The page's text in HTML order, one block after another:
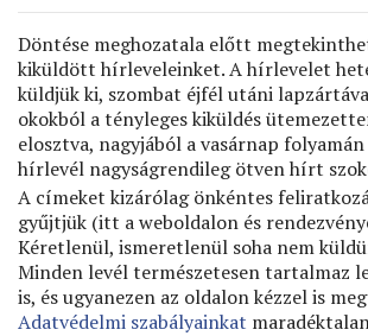
Döntése meghozatala előtt
kiküldött hírleveleinket. A hírlevelet
küldjük ki, szombat éjfél utáni
okokból a tényleges kiküldés
elosztva, nagyjából a vasárnap
hírlevél nagyságrendileg ötven hírt
A címeket kizárólag önkéntes
gyűjtjük (itt a weboldalon és
Kéretlenül, ismeretlenül soha nem
Minden levél természetesen tartalmaz
is, és ugyanezen az oldalon kézzel is
Adatvédelmi szabályainkat